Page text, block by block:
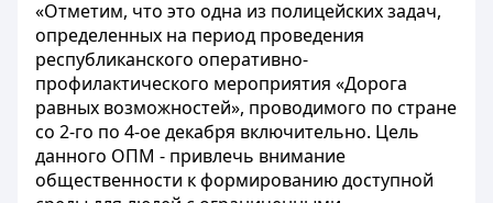
«Отметим, что это одна из полицейских задач,
определенных на период проведения
республиканского оперативно-
профилактического мероприятия «Дорога
равных возможностей», проводимого по стране
со 2-го по 4-ое декабря включительно. Цель
данного ОПМ - привлечь внимание
общественности к формированию доступной